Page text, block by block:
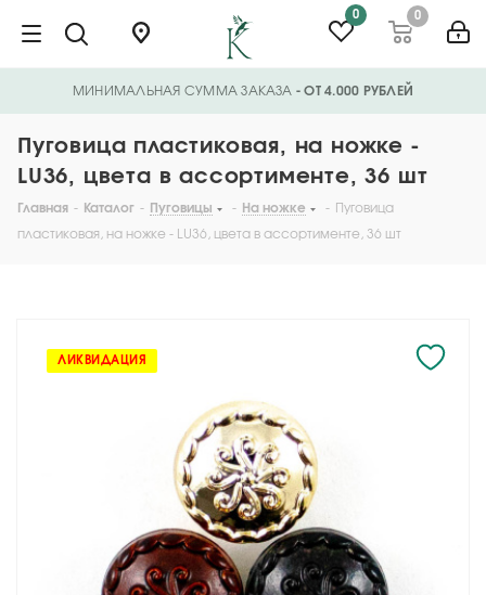
0 0
МИНИМАЛЬНАЯ СУММА ЗАКАЗА - ОТ 4.000 РУБЛЕЙ
Пуговица пластиковая, на ножке -
LU36, цвета в ассортименте, 36 шт
Главная - Каталог - Пуговицы - На ножке - Пуговица
пластиковая, на ножке - LU36, цвета в ассортименте, 36 шт
ЛИКВИДАЦИЯ